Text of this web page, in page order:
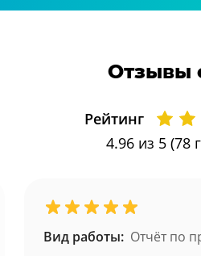
Отзывы
Рейтинг
4.96из 5 (78
Вид работы: Отчёт по